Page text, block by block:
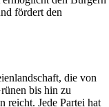
fördert den
die von
bis hin zu
reicht. Jede Partei hat